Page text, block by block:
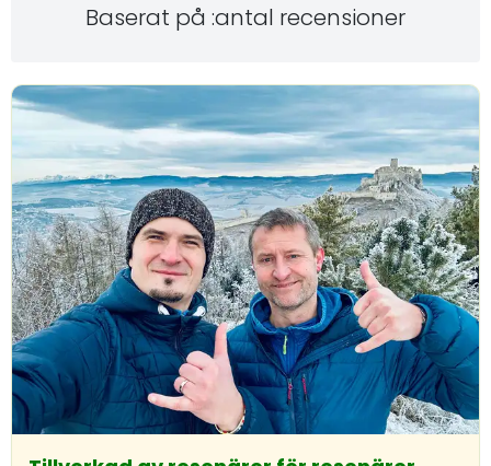
Baserat på :antal recensioner